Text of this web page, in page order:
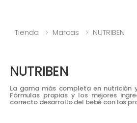
Tienda Marcas NUTRIBEN
NUTRIBEN
La gama más completa en nutrición
Fórmulas propias y los mejores
correcto desarrollo del bebé con los